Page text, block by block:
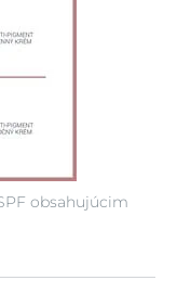
obsahujúcim